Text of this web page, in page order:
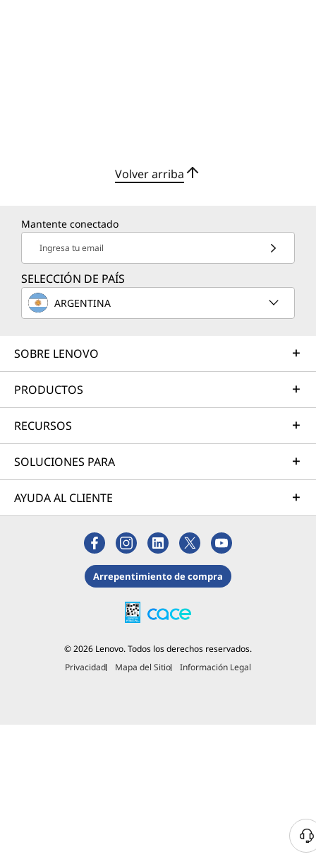
Volver arriba
Mantente conectado
Ingresa tu email
SELECCIÓN DE PAÍS
ARGENTINA
SOBRE LENOVO
PRODUCTOS
RECURSOS
SOLUCIONES PARA
AYUDA AL CLIENTE
Arrepentimiento de compra
© 2026 Lenovo. Todos los derechos reservados.
Privacidad
Mapa del Sitio Información Legal